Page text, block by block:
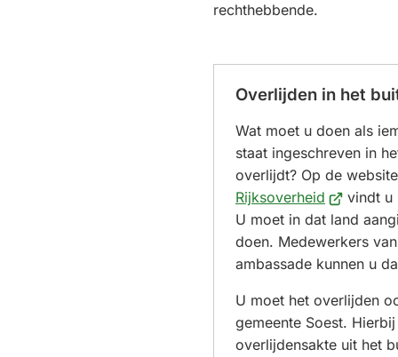
rechthebbende.
Overlijden in het
Wat moet u doen als
staat ingeschreven in
overlijdt? Op de
Rijksoverheid (Verwijst
naar
een
externe
vindt u
U moet in dat land
doen. Medewerkers
ambassade kunnen u
U moet het overlijden
gemeente Soest.
overlijdensakte uit het